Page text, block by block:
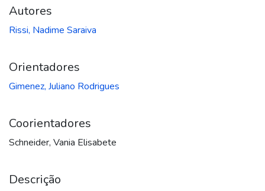
Autores
Rissi, Nadime Saraiva
Orientadores
Gimenez, Juliano Rodrigues
Coorientadores
Schneider, Vania Elisabete
Descrição